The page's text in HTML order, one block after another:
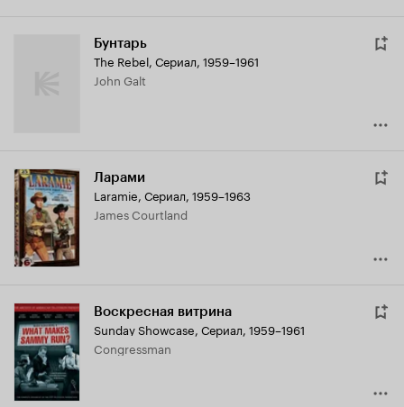
Бунтарь
The Rebel, Сериал, 1959–1961
John Galt
Ларами
Laramie, Сериал, 1959–1963
James Courtland
Воскресная витрина
Sunday Showcase, Сериал, 1959–1961
Congressman